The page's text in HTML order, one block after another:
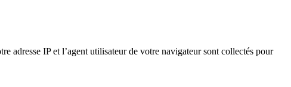
adresse IP et l’agent utilisateur de votre navigateur sont collectés pour